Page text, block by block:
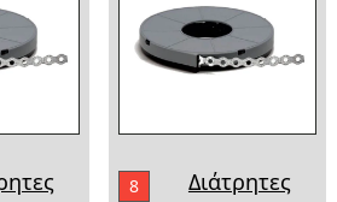
8
Διάτρητες